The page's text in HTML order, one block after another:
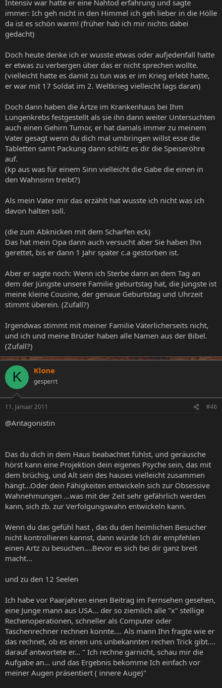
Intensiv war hatte er eine Nahtod erfahrung und sagte
immer: Ich geh nicht in den Himmel ich geh lieber in die Hölle
da ist es schön warm! (früher hab ich mir nichts dabei
gedacht)
Doch heute denke ich er wusste etwas oder aufjedenfall hatte
er etwas zu verbergen über das er nicht sprechen wollte.
(vielleicht hatte es damit zu tun was er im Krieg erlebt hatte,
er war mit 17 Soldat im 2. Weltkrieg vielleicht lags daran)
Doch dann haben die Ärtze im Krankenhaus bei Ihm
Lungenkrebs festgestellt als sie ihn dann weiter Untersuchten
auch einen Gehirn Tumor, er hat damals immer zu meinem
Vater gesagt wenn du dich mal umbringen willst esse die
Tabletten samt Packung dann schlitz es dir die Speiseröhre
auf.
(kp aus was für einem Sinn vielleicht die Gabe die einen in
den Wahnsinn treibt?)
Als mein Vater mir das erzählt hat wusste ich nicht was ich
davon halten soll.
(die zum Abknicken mit dem Scharfen eck)
Das hat mein Opa dann auch versucht aber Sie haben Ihn
gerettet, bis er dann 1 Jahr später c.a gestorben ist.
Aber er sagte noch: Wenn ich Sterbe dann an dem Tag an
dem der Jüngste unsere Familie geburtstag hat, die Jüngste ist
meine kleine Cousine, der genaue Geburtstag und Uhrzeit
stimmt überein. (Zufall?)
Irgendwas stimmt mit meiner Familie Väterlicherseits nicht,
und ich und meine Brüder haben alle Namen aus der Bibel.
(Zufall?)
K Klone
gesperrt
11. Januar 2011 #46
@Antagonistin
Das du dich in dem Haus beabachtet fühlst, und geräusche
hörst kann eine Projektion dein eigenes Psyche sein, das mit
dem brüchig, und Alt sein des hauses vielleicht zusammen
hängt...Oder dein Fähigkeiten entwickeln sich zur Obsessive
Wahnehmungen ...was mit der Zeit sehr gefährlich werden
kann, sich zb. zur Verfolgungswahn entwickeln kann.
Wenn du das gefühl hast , das du den heimlichen Besucher
nicht kontrollieren kannst, dann würde Ich dir empfehlen
einen Artz zu besuchen....Bevor es sich bei dir ganz breit
macht...
und zu den 12 Seelen
Ich habe vor Paarjahren einen Beitrag im Fernsehen gesehen,
eine Junge mann aus USA... der so ziemlich alle "x" stellige
Rechenoperationen, schneller als Computer oder
Taschenrechner rechnen konnte.... Als mann Ihn fragte wie er
das rechnet, ob es einen uns unbekannten rechen Trick gibt....
darauf antwortete er... " Ich rechne garnicht, schau mir die
Aufgabe an... und das Ergebnis bekomme Ich einfach vor
meiner Augen präsentiert ( innere Auge)"